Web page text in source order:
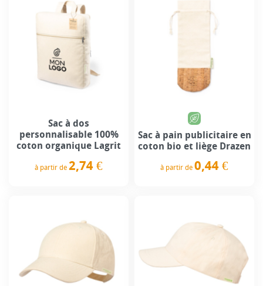
Sac à dos
personnalisable 100%
coton organique Lagrit
à partir de 2,74 €
Sac à pain publicitaire en
coton bio et liège Drazen
à partir de 0,44 €